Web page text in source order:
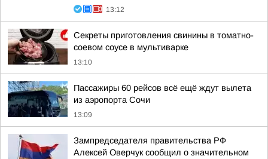
13:12
Секреты приготовления свинины в томатно-
соевом соусе в мультиварке
13:10
Пассажиры 60 рейсов всё ещё ждут вылета
из аэропорта Сочи
13:09
Зампредседателя правительства РФ
Алексей Оверчук сообщил о значительном